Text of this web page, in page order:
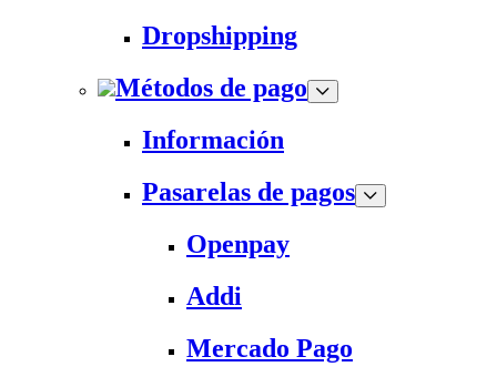
Dropshipping
Métodos de pago
Información
Pasarelas de pagos
Openpay
Addi
Mercado Pago